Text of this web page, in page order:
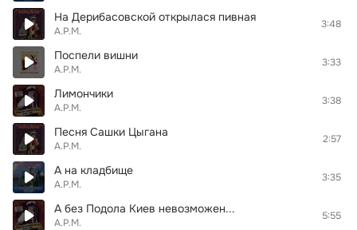
На Дерибасовской открылася пивная
А.Р.М.
3:48
Поспели вишни
А.Р.М.
3:33
Лимончики
А.Р.М.
3:38
Песня Сашки Цыгана
А.Р.М.
2:57
А на кладбище
А.Р.М.
3:35
А без Подола Киев невозможен...
А.Р.М.
5:55